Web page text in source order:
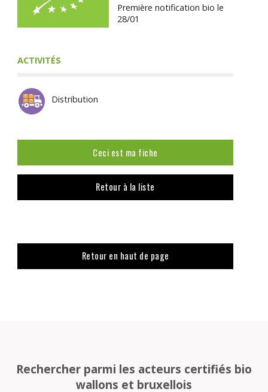
Première notification bio le
28/01
ACTIVITÉS
Distribution
Ceci est ma fiche
Retour à la liste
Retour en haut de page
Rechercher parmi les acteurs certifiés bio
wallons et bruxellois